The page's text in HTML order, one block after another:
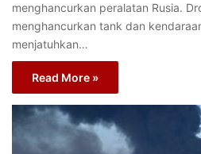
menghancurkan peralatan Rusia.
menghancurkan tank dan
menjatuhkan…
Read More »